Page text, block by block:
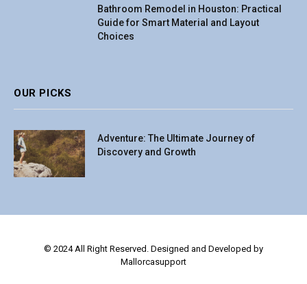
Bathroom Remodel in Houston: Practical
Guide for Smart Material and Layout
Choices
OUR PICKS
Adventure: The Ultimate Journey of
Discovery and Growth
© 2024 All Right Reserved. Designed and Developed by
Mallorcasupport